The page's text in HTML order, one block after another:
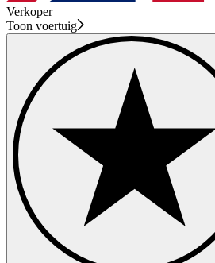
Verkoper
Toon voertuig